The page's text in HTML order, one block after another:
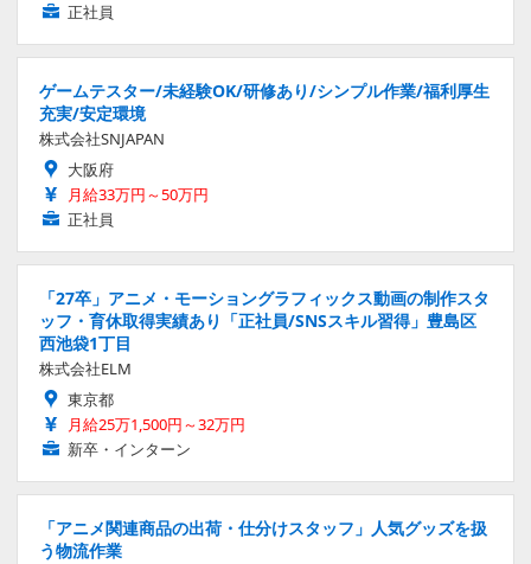
正社員
ゲームテスター/未経験OK/研修あり/シンプル作業/福利厚生
充実/安定環境
株式会社SNJAPAN
大阪府
月給33万円～50万円
正社員
「27卒」アニメ・モーショングラフィックス動画の制作スタ
ッフ・育休取得実績あり「正社員/SNSスキル習得」豊島区
西池袋1丁目
株式会社ELM
東京都
月給25万1,500円～32万円
新卒・インターン
「アニメ関連商品の出荷・仕分けスタッフ」人気グッズを扱
う物流作業